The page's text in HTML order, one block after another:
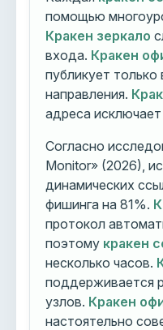
помощью
Кракен зеркало
входа. Кракен
публикует
направления.
адреса
Согласно
Monitor» (2026),
динамических
фишинга на 81%.
протокол
поэтому кракен
несколько часов.
поддерживается
узлов. Кракен
настоятельно